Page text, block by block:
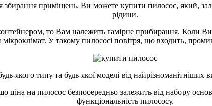
приміщень. Ви можете купити пилосос, який,
рідини.
то Вам належить гамірне прибирання. Коли
У такому пилососі повітря, що входить,
якого типу та будь-якої моделі від
на пилосос безпосередньо залежить від набору
функціональність пилососу.